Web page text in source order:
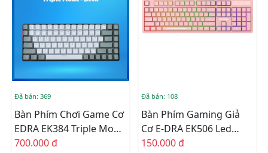
Đã bán: 369
Bàn Phím Chơi Game Cơ
EDRA EK384 Triple Mode
- Beta
700.000 đ
Đã bán: 108
Bàn Phím Gaming Giả
Cơ E-DRA EK506 Led
Rainbow (Hồng)
150.000 đ